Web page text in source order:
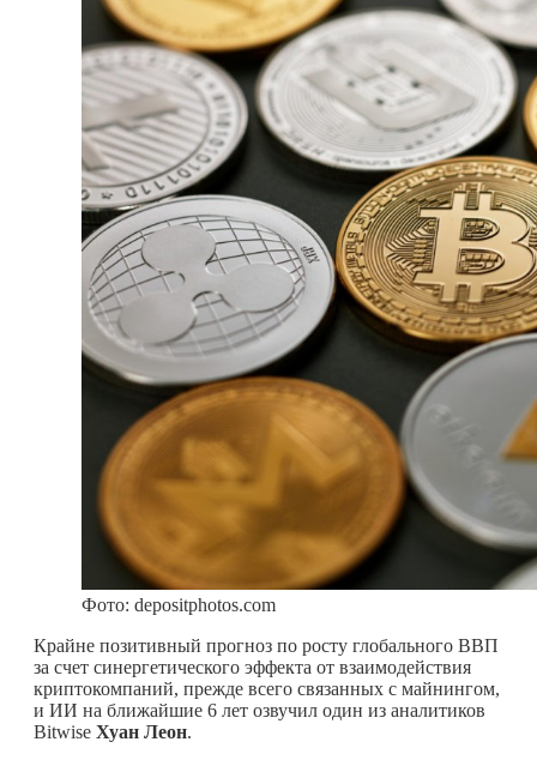
Фото: depositphotos.com
Крайне позитивный прогноз по росту глобального ВВП
за счет синергетического эффекта от взаимодействия
криптокомпаний, прежде всего связанных с майнингом,
и ИИ на ближайшие 6 лет озвучил один из аналитиков
Bitwise Хуан Леон.